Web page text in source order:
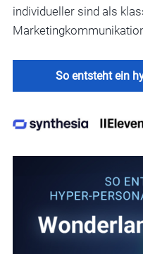
individueller sind als
So entsteht ein